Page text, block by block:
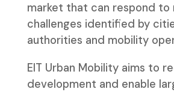
market that can respond to
challenges identified by
authorities and mobility
EIT Urban Mobility aims to
development and enable